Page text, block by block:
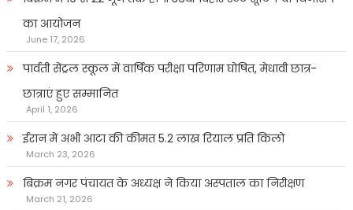
का आयोजन
June 17, 2026
पार्वती सेंट्रल स्कूल में वार्षिक परीक्षा परिणाम घोषित, मेधावी छात्र-
छात्राएं हुए सम्मानित
April 1, 2026
ईरान में अभी आटा की कीमत 5.2 लाख रियाल प्रति किलो
March 23, 2026
बिक्रम नगर पंचायत के अध्यक्ष ने किया अस्पताल का निरीक्षण
March 21, 2026